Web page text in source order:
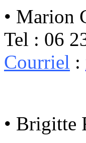
• Marion
Tel : 06
Courriel :
• Brigitte